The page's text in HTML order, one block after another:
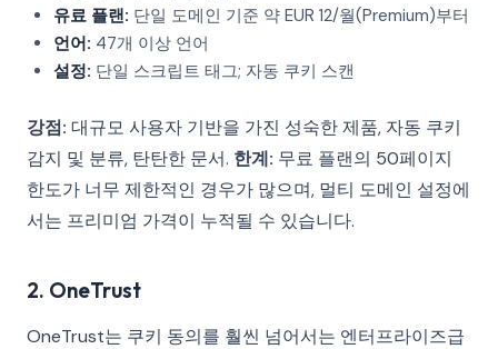
유료 플랜: 단일 도메인 기준 약 EUR 12/월(Premium)부터
언어: 47개 이상 언어
설정: 단일 스크립트 태그; 자동 쿠키 스캔
강점: 대규모 사용자 기반을 가진 성숙한 제품, 자동 쿠키
감지 및 분류, 탄탄한 문서. 한계: 무료 플랜의 50페이지
한도가 너무 제한적인 경우가 많으며, 멀티 도메인 설정에
서는 프리미엄 가격이 누적될 수 있습니다.
2. OneTrust
OneTrust는 쿠키 동의를 훨씬 넘어서는 엔터프라이즈급